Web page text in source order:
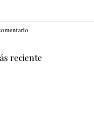
reciente